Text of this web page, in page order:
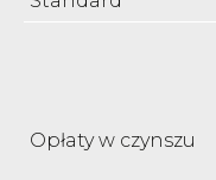
Opłaty w czynszu